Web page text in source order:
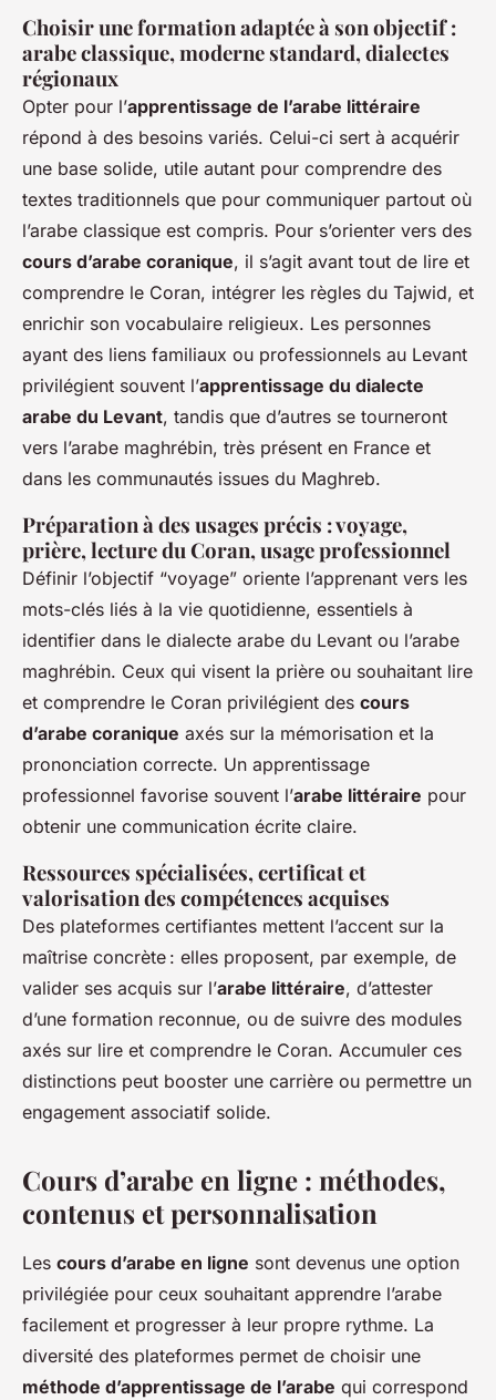
Choisir une formation adaptée à son objectif :
arabe classique, moderne standard, dialectes
régionaux
Opter pour l’apprentissage de l’arabe littéraire
répond à des besoins variés. Celui-ci sert à acquérir
une base solide, utile autant pour comprendre des
textes traditionnels que pour communiquer partout où
l’arabe classique est compris. Pour s’orienter vers des
cours d’arabe coranique, il s’agit avant tout de lire et
comprendre le Coran, intégrer les règles du Tajwid, et
enrichir son vocabulaire religieux. Les personnes
ayant des liens familiaux ou professionnels au Levant
privilégient souvent l’apprentissage du dialecte
arabe du Levant, tandis que d’autres se tourneront
vers l’arabe maghrébin, très présent en France et
dans les communautés issues du Maghreb.
Préparation à des usages précis : voyage,
prière, lecture du Coran, usage professionnel
Définir l’objectif “voyage” oriente l’apprenant vers les
mots-clés liés à la vie quotidienne, essentiels à
identifier dans le dialecte arabe du Levant ou l’arabe
maghrébin. Ceux qui visent la prière ou souhaitant lire
et comprendre le Coran privilégient des cours
d’arabe coranique axés sur la mémorisation et la
prononciation correcte. Un apprentissage
professionnel favorise souvent l’arabe littéraire pour
obtenir une communication écrite claire.
Ressources spécialisées, certificat et
valorisation des compétences acquises
Des plateformes certifiantes mettent l’accent sur la
maîtrise concrète : elles proposent, par exemple, de
valider ses acquis sur l’arabe littéraire, d’attester
d’une formation reconnue, ou de suivre des modules
axés sur lire et comprendre le Coran. Accumuler ces
distinctions peut booster une carrière ou permettre un
engagement associatif solide.
Cours d’arabe en ligne : méthodes,
contenus et personnalisation
Les cours d’arabe en ligne sont devenus une option
privilégiée pour ceux souhaitant apprendre l’arabe
facilement et progresser à leur propre rythme. La
diversité des plateformes permet de choisir une
méthode d’apprentissage de l’arabe qui correspond